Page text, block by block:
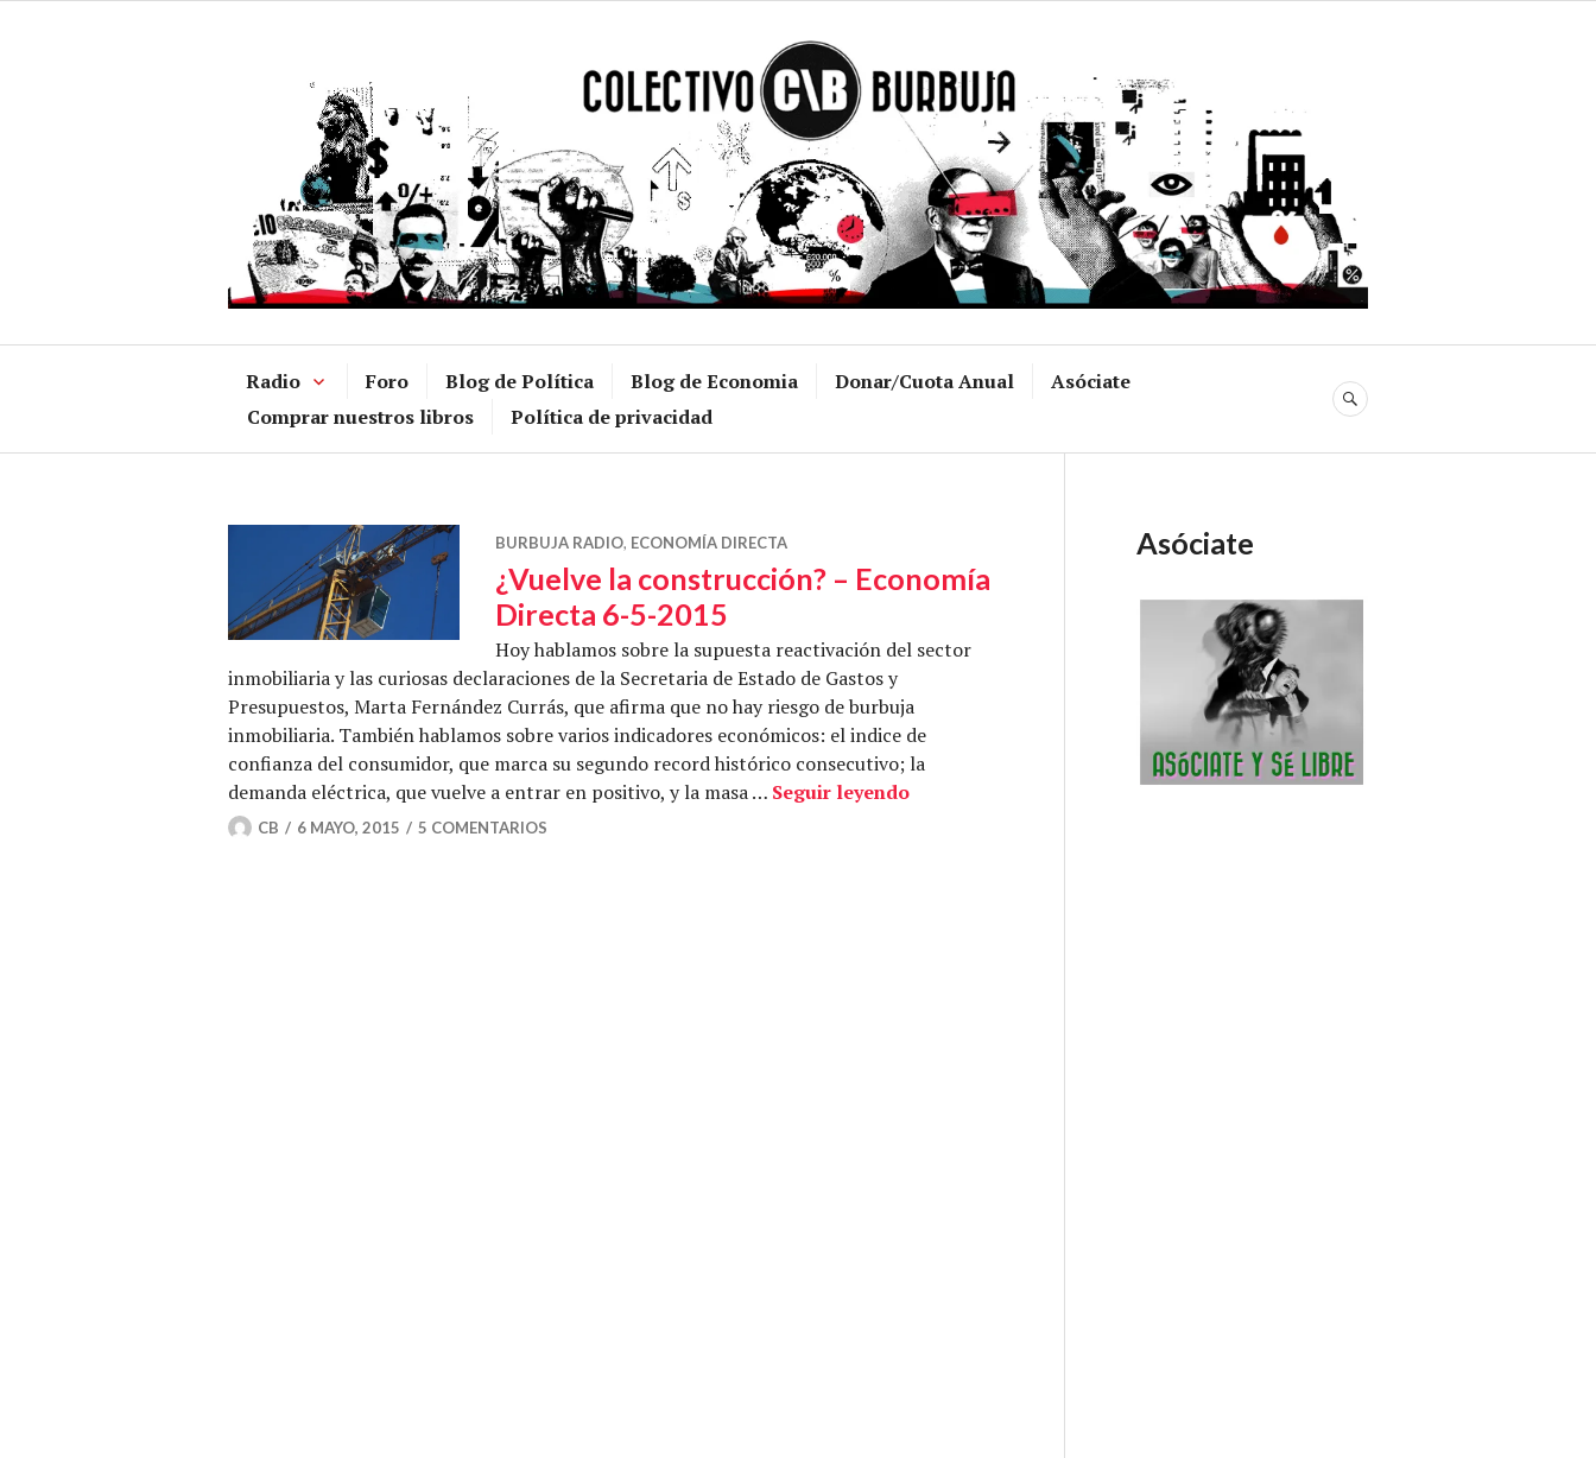
Radio Foro Blog de Política Blog de Economia Donar/Cuota Anual
Asóciate
Comprar nuestros libros
Política de privacidad
BUSCAR
BURBUJA RADIO, ECONOMÍA DIRECTA
¿Vuelve la construcción? – Economía
Directa 6-5-2015
Hoy hablamos sobre la supuesta reactivación del sector
inmobiliaria y las curiosas declaraciones de la Secretaria de Estado de Gastos y
Presupuestos, Marta Fernández Currás, que afirma que no hay riesgo de burbuja
inmobiliaria. También hablamos sobre varios indicadores económicos: el indice de
confianza del consumidor, que marca su segundo record histórico consecutivo; la
demanda eléctrica, que vuelve a entrar en positivo, y la masa … Seguir leyendo¿Vuelve la construcción? – Economía Directa 6-5-2015
CB 6 MAYO, 2015 5 COMENTARIOS
Asóciate